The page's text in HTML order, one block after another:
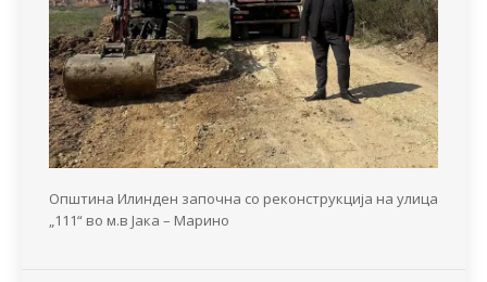
Општина Илинден започна со реконструкција на улица
„111“ во м.в Јака – Марино